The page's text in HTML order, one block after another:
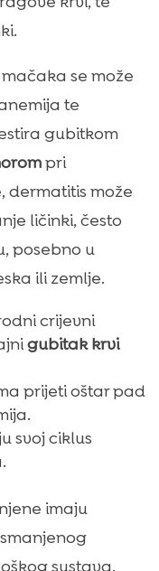
se može
te
gubitkom
pri
dermatitis može
ličinki, često
posebno u
ili zemlje.
crijevni
gubitak krvi
prijeti oštar pad
svoj ciklus
imaju
sustava.